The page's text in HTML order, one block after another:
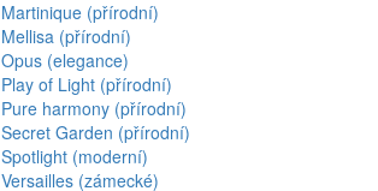
Martinique (přírodní)
Mellisa (přírodní)
Opus (elegance)
Play of Light (přírodní)
Pure harmony (přírodní)
Secret Garden (přírodní)
Spotlight (moderní)
Versailles (zámecké)